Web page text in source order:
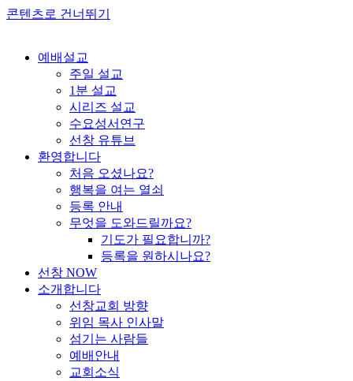
콘텐츠로 건너뛰기
예배설교
주일 설교
1분 설교
시리즈 설교
수요성서연구
선창 유튜브
환영합니다
처음 오셨나요?
행복을 여는 열쇠
등록 안내
무엇을 도와드릴까요?
기도가 필요합니까?
등록을 원하시나요?
선창 NOW
소개합니다
선창교회 방향
위임 목사 인사말
섬기는 사람들
예배안내
교회소식